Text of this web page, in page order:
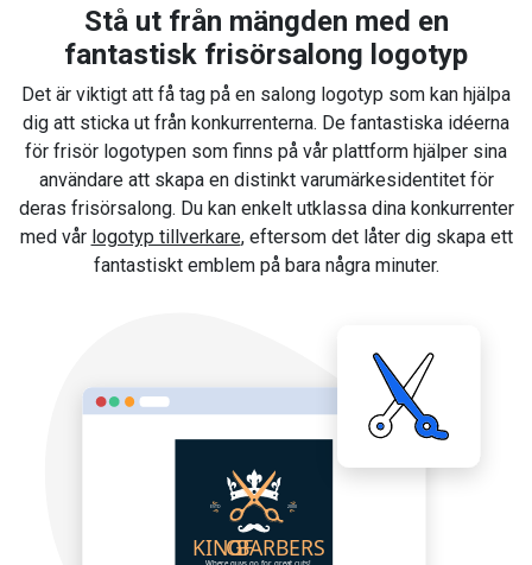
Stå ut från mängden med en
fantastisk frisörsalong logotyp
Det är viktigt att få tag på en salong logotyp som kan hjälpa
dig att sticka ut från konkurrenterna. De fantastiska idéerna
för frisör logotypen som finns på vår plattform hjälper sina
användare att skapa en distinkt varumärkesidentitet för
deras frisörsalong. Du kan enkelt utklassa dina konkurrenter
med vår logotyp tillverkare, eftersom det låter dig skapa ett
fantastiskt emblem på bara några minuter.